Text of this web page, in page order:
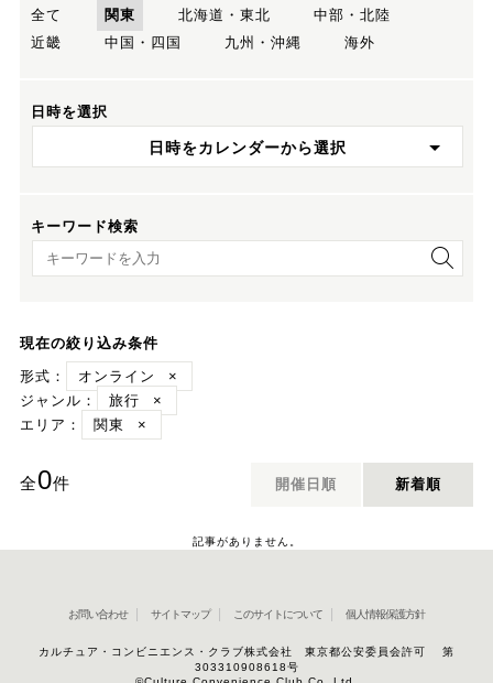
全て
関東 北海道・東北
中部・北陸
近畿
中国・四国 九州・沖縄 海外
日時を選択
日時をカレンダーから選択
キーワード検索
キーワード検索
現在の絞り込み条件
形式：
オンライン
×
ジャンル：
旅行
×
エリア：
関東 ×
全0件 開催日順 新着順
記事がありません。
お問い合わせ サイトマップ このサイトについて 個人情報保護方針
カルチュア・コンビニエンス・クラブ株式会社 東京都公安委員会許可 第
303310908618号